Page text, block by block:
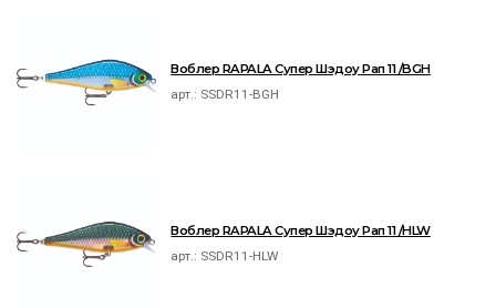
Воблер RAPALA Супер Шэдоу Рап 11 /BGH
арт.: SSDR11-BGH
Воблер RAPALA Супер Шэдоу Рап 11 /HLW
арт.: SSDR11-HLW